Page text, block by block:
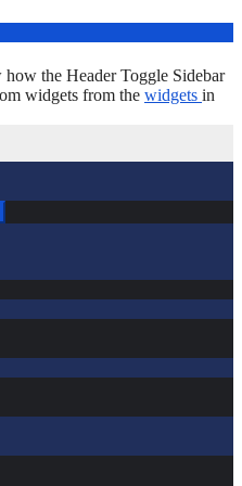
the Header Toggle Sidebar
widgets from the widgets in